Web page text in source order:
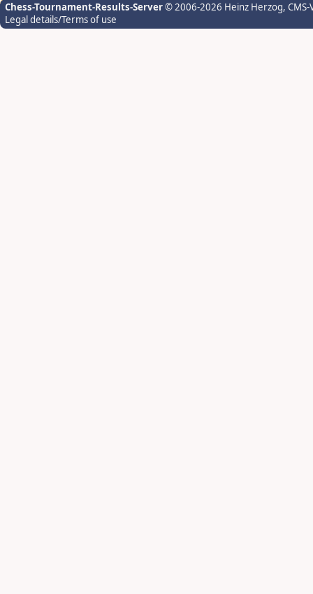
Chess-Tournament-Results-Server© 2006-2026 Heinz Herzog,
Legal details/Terms of use